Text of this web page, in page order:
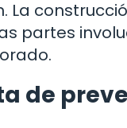
partes
de